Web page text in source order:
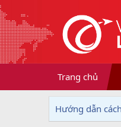
Trang chủ
Hướng dẫn